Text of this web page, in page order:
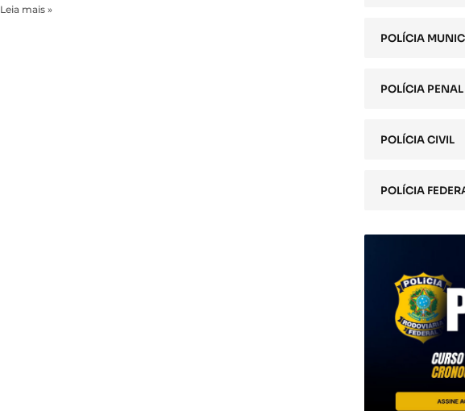
Leia mais »
POLÍCIA
POLÍCIA PENAL
POLÍCIA CIVIL
POLÍCIA